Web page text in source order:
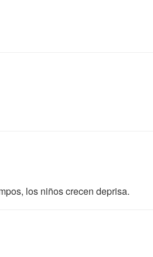
los niños crecen deprisa.